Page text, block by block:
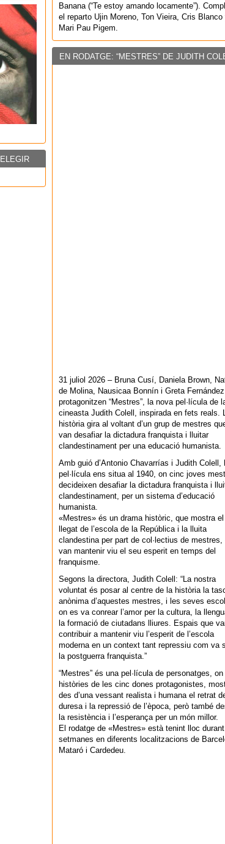
Banana (“Te estoy amando locamente”).
el reparto Ujin Moreno, Ton Vieira, Cris Blanco
Mari Pau Pigem.
EN RODATGE: “MESTRES” DE JUDITH
31 juliol 2026 – Bruna Cusí, Daniela Brown,
de Molina, Nausicaa Bonnín i Greta Fernández
protagonitzen “Mestres”, la nova pel·lícula de
cineasta Judith Colell, inspirada en fets reals.
història gira al voltant d’un grup de mestres
van desafiar la dictadura franquista i lluitar
clandestinament per una educació humanista.
Amb guió d’Antonio Chavarrías i Judith Colell,
pel·lícula ens situa al 1940, on cinc joves
decideixen desafiar la dictadura franquista i
clandestinament, per un sistema d’educació
humanista.
«Mestres» és un drama històric, que mostra el
llegat de l’escola de la República i la lluita
clandestina per part de col·lectius de mestres,
van mantenir viu el seu esperit en temps del
franquisme.
Segons la directora, Judith Colell: “La nostra
voluntat és posar al centre de la història la
anònima d’aquestes mestres, i les seves
on es va conrear l’amor per la cultura, la
la formació de ciutadans lliures. Espais que
contribuir a mantenir viu l’esperit de l’escola
moderna en un context tant repressiu com va
la postguerra franquista.”
“Mestres” és una pel·lícula de personatges, on
històries de les cinc dones protagonistes,
des d’una vessant realista i humana el retrat
duresa i la repressió de l’època, però també
la resistència i l’esperança per un món millor.
El rodatge de «Mestres» està tenint lloc
setmanes en diferents localitzacions de
Mataró i Cardedeu.